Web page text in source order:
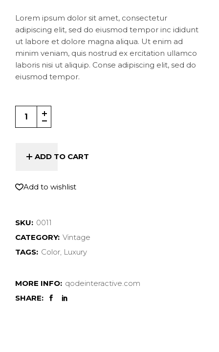
Lorem ipsum dolor sit amet, consectetur
adipiscing elit, sed do eiusmod tempor inc ididunt
ut labore et dolore magna aliqua. Ut enim ad
minim veniam, quis nostrud ex ercitation ullamco
laboris nisi ut aliquip. Conse adipiscing elit, sed do
eiusmod tempor.
Small Pillow quantity
ADD TO CART
Add to wishlist
SKU: 0011
CATEGORY: Vintage
TAGS: Color Luxury
MORE INFO: qodeinteractive.com
SHARE: